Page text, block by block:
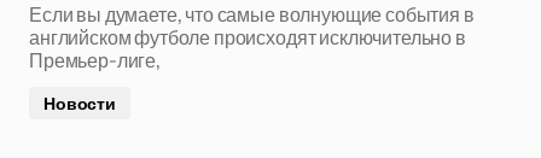
Если вы думаете, что самые волнующие события в
английском футболе происходят исключительно в
Премьер-лиге,
Новости